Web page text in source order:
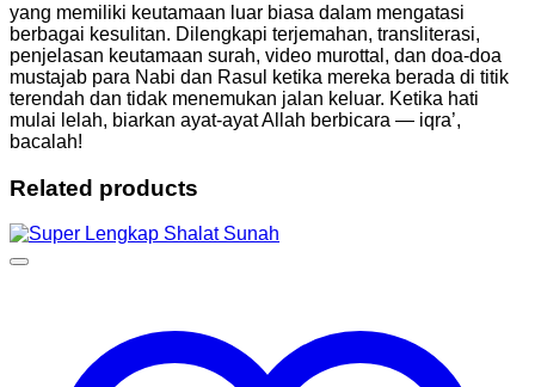
yang memiliki keutamaan luar biasa dalam mengatasi
berbagai kesulitan. Dilengkapi terjemahan, transliterasi,
penjelasan keutamaan surah, video murottal, dan doa-doa
mustajab para Nabi dan Rasul ketika mereka berada di titik
terendah dan tidak menemukan jalan keluar. Ketika hati
mulai lelah, biarkan ayat-ayat Allah berbicara — iqra’,
bacalah!
Related products